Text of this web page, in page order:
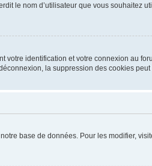
le nom d’utilisateur que vous
identification et votre connexion au
la suppression des cookies peut
base de données. Pour les modifier,